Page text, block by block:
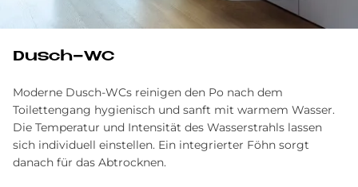
Dusch-WC
Moderne Dusch-WCs reinigen den Po nach dem
Toilettengang hygienisch und sanft mit warmem Wasser.
Die Temperatur und Intensität des Wasserstrahls lassen
sich individuell einstellen. Ein integrierter Föhn sorgt
danach für das Abtrocknen.